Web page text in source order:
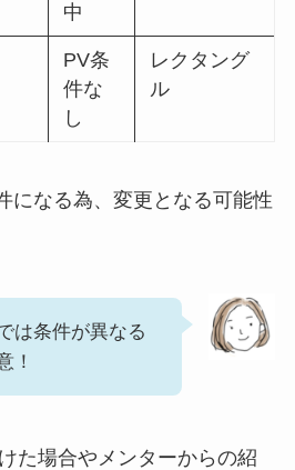
中
PV条
件な
し
レクタング
ル
になる為、変更となる可能性
は条件が異なる
！
た場合やメンターからの紹